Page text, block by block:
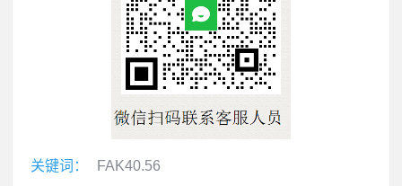
关键词： FAK40.56